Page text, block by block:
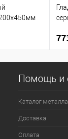
Помощь и
Каталог металла
Доставка
Оплата